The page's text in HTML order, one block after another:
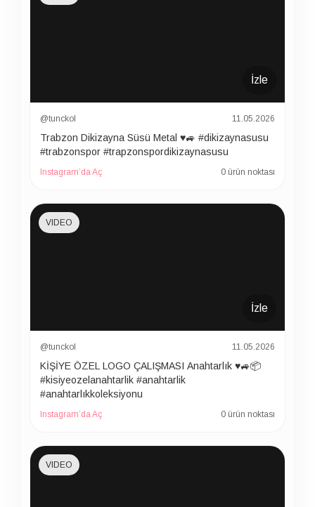
İzle
@tunckol 11.05.2026
Trabzon Dikizayna Süsü Metal ♥️🚙 #dikizaynasusu
#trabzonspor #trapzonspordikizaynasusu
Instagram’da Aç 0 ürün noktası
İzle
VIDEO
@tunckol 11.05.2026
KİŞİYE ÖZEL LOGO ÇALIŞMASI Anahtarlık ♥️🚙📦
#kisiyeozelanahtarlik #anahtarlik
#anahtarlıkkoleksiyonu
Instagram’da Aç 0 ürün noktası
VIDEO